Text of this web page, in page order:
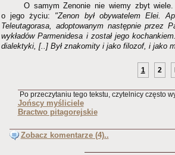
O samym Zenonie nie wiemy zbyt
o jego życiu: "Zenon był obywatelem Elei.
Teleutagorasa, adoptowanym następnie przez
wykładów Parmenidesa i został jego
dialektyki, [..] Był znakomity i jako filozof, i jako
1 2
Po przeczytaniu tego tekstu, czytelnicy często
Jońscy myśliciele
Bractwo pitagorejskie
Zobacz komentarze (4)..